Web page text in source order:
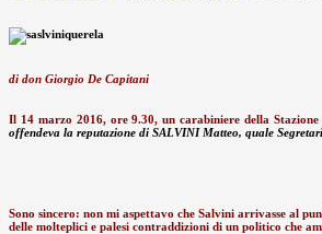
di don Giorgio De Capitani
Il 14 marzo 2016, ore 9.30, un carabiniere della
offendeva la reputazione di SALVINI Matteo, quale
Sono sincero: non mi aspettavo che Salvini arrivasse al
delle molteplici e palesi contraddizioni di un politico che